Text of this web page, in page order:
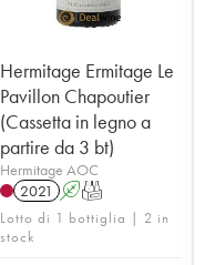
Hermitage Ermitage Le
Pavillon Chapoutier
(Cassetta in legno a
partire da 3 bt)
Hermitage AOC
2021 AT
Lotto di 1 bottiglia | 2 in
stock